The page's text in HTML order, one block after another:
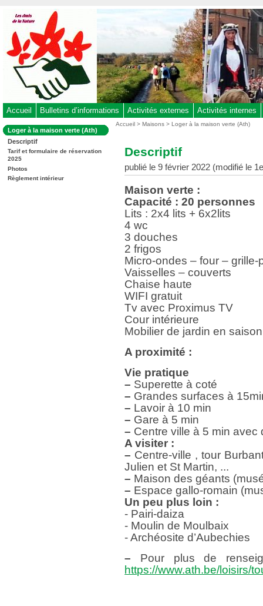
au
contenu
-
Aller
au
menu
-
à
la
recherche
Accueil Bulletins d’informations Activités externes Activités internes
Dans
la
rubrique
:
Loger à la maison verte (Ath)
Descriptif
Tarif et formulaire de réservation
2025
Photos
Règlement intérieur
Vous
Accueil >Maisons >Loger à la maison verte (Ath)
Descriptif
publié le 9 février 2022 (modifié le
Maison verte :
Capacité : 20 personnes
Lits : 2x4 lits + 6x2lits
4 wc
3 douches
2 frigos
Micro-ondes – four –
Vaisselles – couverts
Chaise haute
WIFI gratuit
Tv avec Proximus TV
Cour intérieure
Mobilier de jardin en
A proximité :
Vie pratique
– Superette à coté
– Grandes surfaces à
– Lavoir à 10 min
– Gare à 5 min
– Centre ville à 5 min
A visiter :
– Centre-ville , tour
Julien et St Martin, ...
– Maison des géants
– Espace gallo-romain
Un peu plus loin :
- Pairi-daiza
- Moulin de Moulbaix
- Archéosite d’Aubechies
– Pour plus de
https://www.ath.be/loisirs/